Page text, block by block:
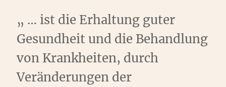
„ … ist die Erhaltung guter
Gesundheit und die Behandlung
von Krankheiten, durch
Veränderungen der